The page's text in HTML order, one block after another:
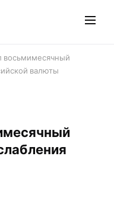
восьмимесячный
валюты